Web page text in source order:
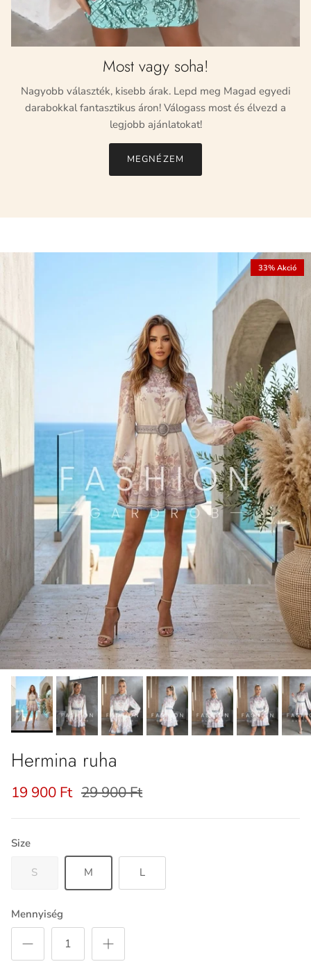
Most vagy soha!
Nagyobb választék, kisebb árak. Lepd meg Magad egyedi
darabokkal fantasztikus áron! Válogass most és élvezd a
legjobb ajánlatokat!
MEGNÉZEM
33% Akció
Hermina ruha
19 900 Ft 29 900 Ft
Size
S M L
Mennyiség